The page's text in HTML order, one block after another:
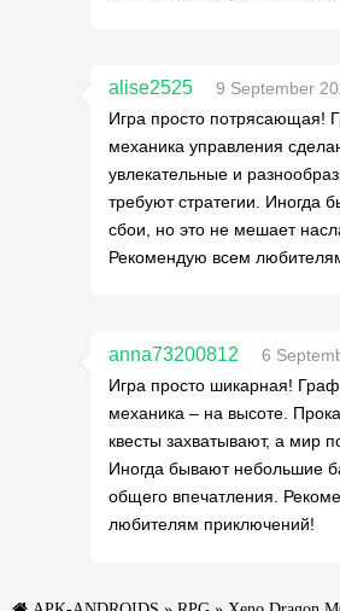
alise2525
9 September
Игра просто потрясающая!
механика управления
увлекательные и
требуют стратегии. Иногда
сбои, но это не мешает
Рекомендую всем
anna73200812
6
Игра просто шикарная!
механика – на высоте.
квесты захватывают, а мир
Иногда бывают небольшие
общего впечатления.
любителям приключений!